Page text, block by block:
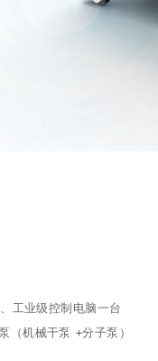
业级控制电脑一
械干泵 +分子泵） 7